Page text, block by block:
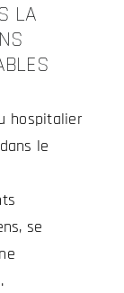
LA
hospitalier
le
se